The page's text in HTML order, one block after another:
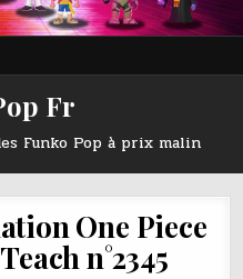
Fr
Funko Pop à prix malin
One Piece
n°2345